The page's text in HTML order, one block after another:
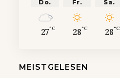
Do.
27°C
Fr.
28°C
Sa.
28°C
MEISTGELESEN